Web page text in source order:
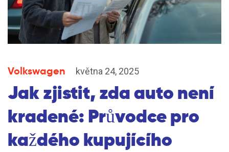
Volkswagen května 24, 2025
Jak zjistit, zda auto není
kradené: Průvodce pro
každého kupujícího